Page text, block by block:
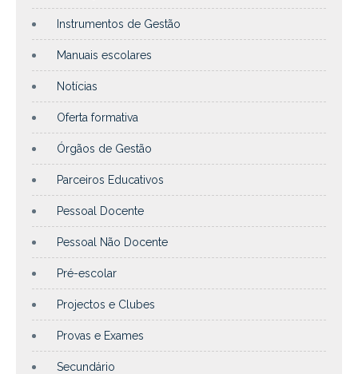
Instrumentos de Gestão
Manuais escolares
Notícias
Oferta formativa
Órgãos de Gestão
Parceiros Educativos
Pessoal Docente
Pessoal Não Docente
Pré-escolar
Projectos e Clubes
Provas e Exames
Secundário